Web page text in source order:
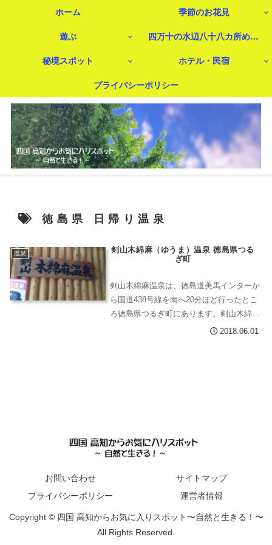
ホーム 季節のお花見
遊ぶ 四万十の水辺八十八カ所めぐり
秘境スポット ホテル・民宿
プライバシーポリシー
徳島県 日帰り温泉
温泉
剣山木綿麻（ゆうま）温泉 徳島県つる
ぎ町
剣山木綿麻温泉は、徳島道美馬インターか
ら国道438号線を南へ20分ほど行ったとこ
ろ徳島県つるぎ町にあります。剣山木綿麻
温泉は弘法大師が「この水は薬になる」と
2018.06.01
お問い合わせ
サイトマップ
プライバシーポリシー
運営者情報
Copyright © 四国 高知からお気に入りスポット〜自然と生きる！〜
All Rights Reserved.